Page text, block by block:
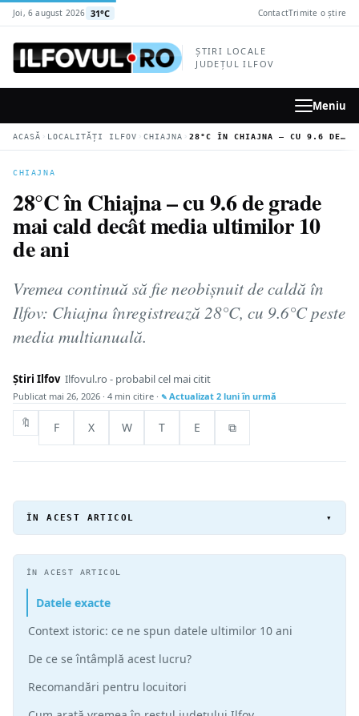
conținutul
Joi, 6 august 2026 31°C ContactTrimite o știre
ȘTIRI LOCALE
JUDEȚUL ILFOV
Meniu
ACASĂ › LOCALITĂȚI ILFOV › CHIAJNA › 28°C ÎN CHIAJNA – CU 9.6 DE GRADE MAI CALD DECÂT MEDIA ULTIMILOR 10 DE ANI
CHIAJNA
28°C în Chiajna – cu 9.6 de grade
mai cald decât media ultimilor 10
de ani
Vremea continuă să fie neobișnuit de caldă în
Ilfov: Chiajna înregistrează 28°C, cu 9.6°C peste
media multianuală.
Știri Ilfov Ilfovul.ro - probabil cel mai citit
Publicat mai 26, 2026 · 4 min citire · Actualizat 2 luni în urmă
🔖 F X W T E ⧉
ÎN ACEST ARTICOL ▾
ÎN ACEST ARTICOL
Datele exacte
Context istoric: ce ne spun datele ultimilor 10 ani
De ce se întâmplă acest lucru?
Recomandări pentru locuitori